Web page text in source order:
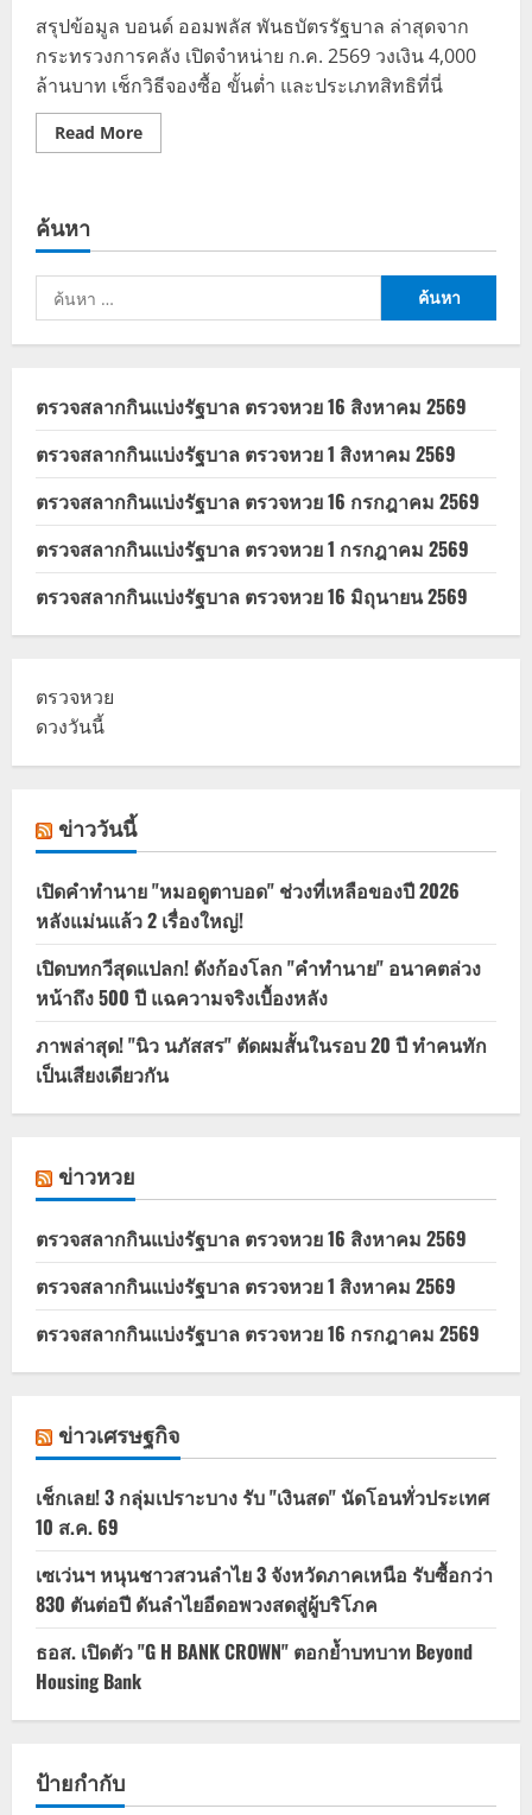
สรุปข้อมูล บอนด์ ออมพลัส พันธบัตรรัฐบาล ล่าสุดจาก
กระทรวงการคลัง เปิดจำหน่าย ก.ค. 2569 วงเงิน 4,000
ล้านบาท เช็กวิธีจองซื้อ ขั้นต่ำ และประเภทสิทธิที่นี่
Read MoreRead
more
รัฐบาล
วิธี
และ
ลงทุน
ค้นหา
ค้นหา
สำหรับ:
ตรวจสลากกินแบ่งรัฐบาล ตรวจหวย 16 สิงหาคม 2569
ตรวจสลากกินแบ่งรัฐบาล ตรวจหวย 1 สิงหาคม 2569
ตรวจสลากกินแบ่งรัฐบาล ตรวจหวย 16 กรกฎาคม 2569
ตรวจสลากกินแบ่งรัฐบาล ตรวจหวย 1 กรกฎาคม 2569
ตรวจสลากกินแบ่งรัฐบาล ตรวจหวย 16 มิถุนายน 2569
ตรวจหวย
ดวงวันนี้
ข่าววันนี้
เปิดคำทำนาย "หมอดูตาบอด" ช่วงที่เหลือของปี 2026
หลังแม่นแล้ว 2 เรื่องใหญ่!
เปิดบทกวีสุดแปลก! ดังก้องโลก "คำทำนาย" อนาคตล่วง
หน้าถึง 500 ปี แฉความจริงเบื้องหลัง
ภาพล่าสุด! "นิว นภัสสร" ตัดผมสั้นในรอบ 20 ปี ทำคนทัก
เป็นเสียงเดียวกัน
ข่าวหวย
ตรวจสลากกินแบ่งรัฐบาล ตรวจหวย 16 สิงหาคม 2569
ตรวจสลากกินแบ่งรัฐบาล ตรวจหวย 1 สิงหาคม 2569
ตรวจสลากกินแบ่งรัฐบาล ตรวจหวย 16 กรกฎาคม 2569
ข่าวเศรษฐกิจ
เช็กเลย! 3 กลุ่มเปราะบาง รับ "เงินสด" นัดโอนทั่วประเทศ
10 ส.ค. 69
เซเว่นฯ หนุนชาวสวนลำไย 3 จังหวัดภาคเหนือ รับซื้อกว่า
830 ตันต่อปี ดันลำไยอีดอพวงสดสู่ผู้บริโภค
ธอส. เปิดตัว "G H BANK CROWN" ตอกย้ำบทบาท Beyond
Housing Bank
ป้ายกำกับ